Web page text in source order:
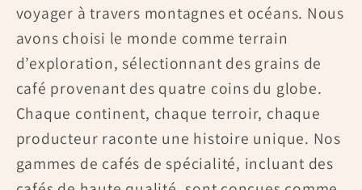
voyager à travers montagnes et océans. Nous
avons choisi le monde comme terrain
d’exploration, sélectionnant des grains de
café provenant des quatre coins du globe.
Chaque continent, chaque terroir, chaque
producteur raconte une histoire unique. Nos
gammes de cafés de spécialité, incluant des